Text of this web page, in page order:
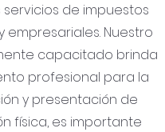
de impuestos
empresariales. Nuestro
capacitado brinda
profesional para la
y presentación de
física, es importante